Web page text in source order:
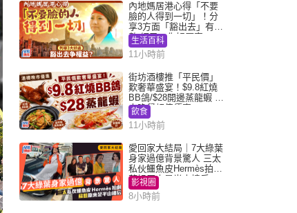
內地媽居港心得「不要
臉的人得到一切」！分
享3方面「豁出去」有著
數 網民：你好厲害
生活百科
11小時前
街坊酒樓推「平民價」
歎奢華盛宴！$9.8紅燒
BB鴿/$28開邊蒸龍蝦 3
大晚餐超值優惠
飲食
11小時前
愛回家大結局｜7大綠葉
身家過億背景驚人 三太
私伙鱷魚皮Hermès拍劇
蘇姐原來是半山樓后
影視圈
8小時前